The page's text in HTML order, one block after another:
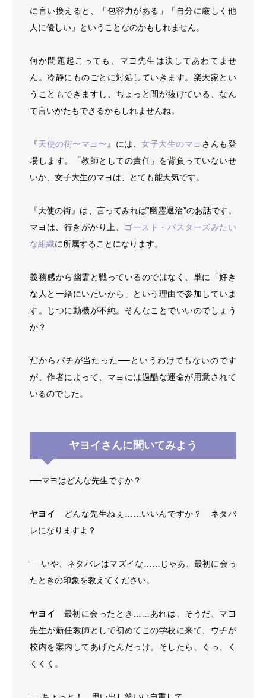
に言い換えると、「包容力がある」「自分に厳しく他
人に優しい」ということなのかもしれません。
何か問題起こっても、マヨ先生は決してあわてませ
ん。冷静にものごとに対処していきます。楽天家とい
うこともできますし、ちょっと間が抜けている、なん
て言いかたもできるかもしれませんね。
『天使の街〜マヨ〜』には、 女子大生のマヨ さんも登
場します。「教師としての責任」を背負っていないせ
いか、女子大生のマヨは、とても能天気です。
『天使の街』は、言ってみれば“幽霊退治”のお話です。
マヨは、行きがかり上、
ゴースト・バスターズみたい
な組織に所属することになります。
義務感から幽霊と戦っているのではなく、単に「好き
な人と一緒にいたいから」という理由で参加していま
す。じつに動機が不純。そんなことでいいのでしょう
か？
だからバチが当たった──というわけでもないのです
が、作者によって、マヨには過酷な運命が用意されて
いるのでした。
ヤヨイさんに聞いてみよう
──マヨはどんな先生ですか？
ヤヨイ
どんな先生ねぇ……いいんですか？ ネタバ
レになりますよ？
──いや、ネタバレはマズイな……じゃあ、最初に会っ
たときの印象を教えてください。
ヤヨイ
最初に会ったとき……あれは、そうだ、マヨ
先生が新任教師として初めてこの学校に来て、ウチが
校内を案内してあげたんだっけ。そしたら、くっ、く
くくく。